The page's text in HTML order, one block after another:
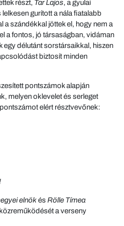
részt, Tar Lajos, a gyulai
gurított a nála fiatalabb
a szándékkal jöttek el, hogy nem a
a fontos, jó társaságban, vidáman
egy délutánt sorstársaikkal, hiszen
biztosít minden
pontszámok alapján
melyen oklevelet és serleget
elért résztvevőnek:
elnökés Rölle Tímea
közreműködését a verseny